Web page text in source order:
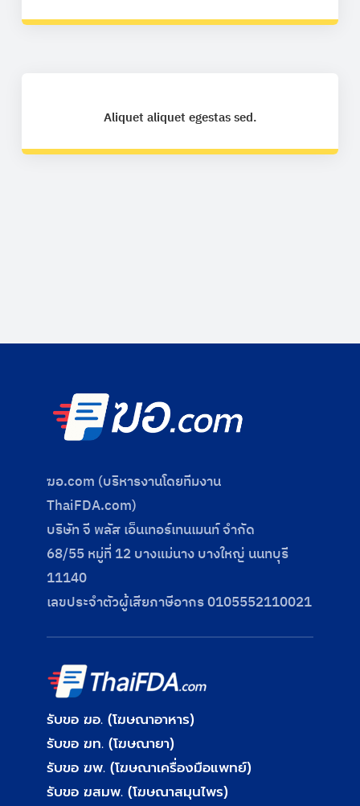
Aliquet aliquet egestas sed.
ฆอ.com (บริหารงานโดยทีมงาน
ThaiFDA.com)
บริษัท จี พลัส เอ็นเทอร์เทนเมนท์ จำกัด
68/55 หมู่ที่ 12 บางแม่นาง บางใหญ่ นนทบุรี
11140
เลขประจําตัวผู้เสียภาษีอากร 0105552110021
รับขอ ฆอ. (โฆษณาอาหาร)
รับขอ ฆท. (โฆษณายา)
รับขอ ฆพ. (โฆษณาเครื่องมือแพทย์)
รับขอ ฆสมพ. (โฆษณาสมุนไพร)